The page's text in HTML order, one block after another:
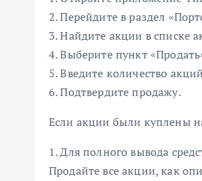
2. Перейдите в раздел
3. Найдите акции в списке
4. Выберите пункт
5. Введите количество
6. Подтвердите продажу.
Если акции были куплены
1. Для полного вывода
Продайте все акции, как